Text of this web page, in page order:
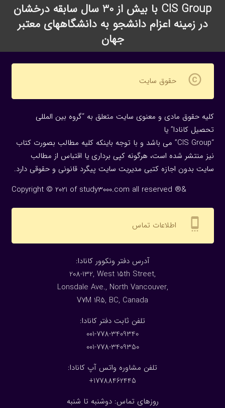
CIS Group با بیش از 30 سال سابقه درخشان
در زمینه اعزام دانشجو به دانشگاههای معتبر
جهان
copyright حقوق سایت
کلیه حقوق مادی و معنوی سایت متعلق به “گروه بین المللی
تحصیل کانادا” یا
“CIS Group” می باشد و با توجه باینکه کلیه مطالب بصورت کتاب
نیز منتشر شده است، هرگونه كپی برداری یا اقتباس از مطالب
سایت بدون اجازه كتبی مدیریت سایت پیگرد قانونی و حقوقی دارد.
Copyright © 2021 of study3000.com all reserved ®&
settings_cell اطلاعات تماس
:آدرس دفتر ونکوور کانادا
208-132, West 15th Street,
Lonsdale Ave., North Vancouver,
V7M 1R5, BC, Canada
:تلفن ثابت دفتر کانادا
001-778-3409340
001-778-3409350
تلفن مشاوره واتس آپ کانادا:
17788462445+
روزهای تماس: دوشنبه تا شنبه